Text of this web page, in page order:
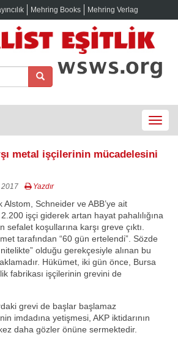
Mehring Books Mehring Verlag
Toggle
metal işçilerinin mücadelesini
2017 Yazdır
Schneider ve ABB’ye ait
işçi giderek artan hayat pahalılığına
sefalet koşullarına karşı greve çıktı.
tarafından “60 gün ertelendi”. Sözde
olduğu gerekçesiyle alınan bu
Hükümet, iki gün önce, Bursa
fabrikası işçilerinin grevini de
grevi de başlar başlamaz
imdadına yetişmesi, AKP iktidarının
daha gözler önüne sermektedir.